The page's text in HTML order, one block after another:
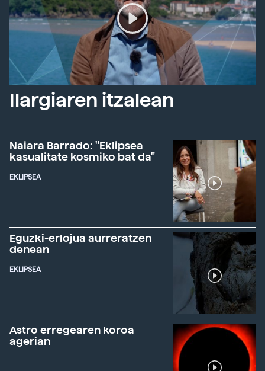
Ilargiaren itzalean
Naiara Barrado: "Eklipsea
kasualitate kosmiko bat da"
EKLIPSEA
Eguzki-erlojua aurreratzen
denean
EKLIPSEA
Astro erregearen koroa
agerian